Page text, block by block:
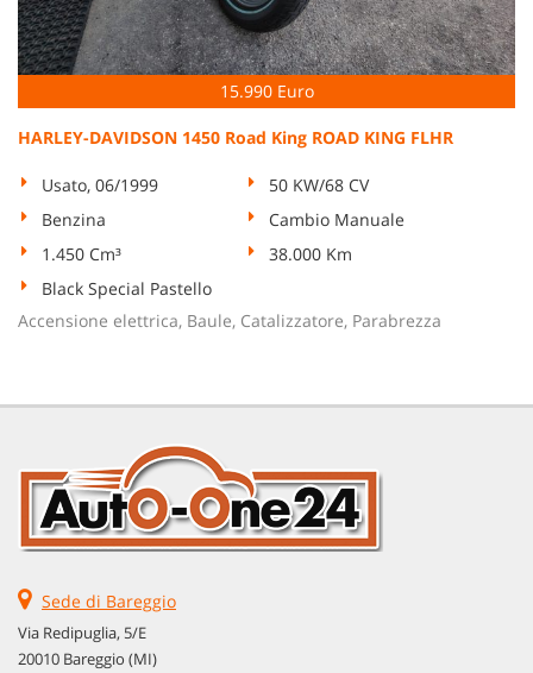
15.990 Euro
HARLEY-DAVIDSON 1450 Road King ROAD KING FLHR
Usato, 06/1999
50 KW/68 CV
Benzina
Cambio Manuale
1.450 Cm³
38.000 Km
Black Special Pastello
Accensione elettrica, Baule, Catalizzatore, Parabrezza
Sede di Bareggio
Via Redipuglia, 5/E
20010 Bareggio (MI)